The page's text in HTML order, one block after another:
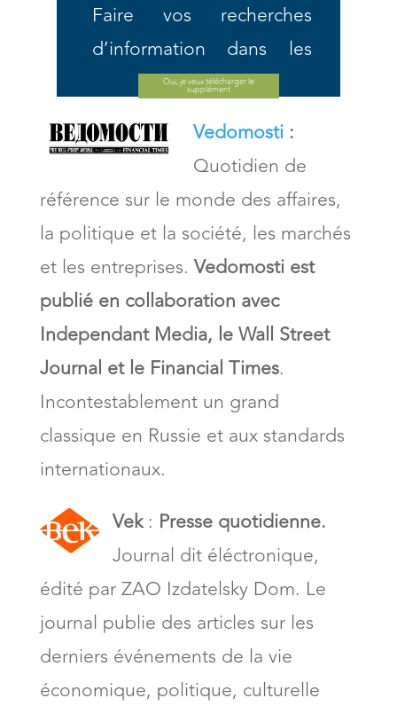
Faire vos recherches
d’information dans les
journaux ou les revues en
ligne
Passer une annonce dans
un journal ou une revue
(immobilier,
babysitting...).
Acheter un journal ou
une revue
Oui, je veux télécharger le
supplément
Vedomosti:
Quotidien de
référence sur le monde des affaires,
la politique et la société, les marchés
et les entreprises. Vedomosti est
publié en collaboration avec
Independant Media, le Wall Street
Journal et le Financial Times.
Incontestablement un grand
classique en Russie et aux standards
internationaux.
Vek: Presse quotidienne.
Journal dit éléctronique,
édité par ZAO Izdatelsky Dom. Le
journal publie des articles sur les
derniers événements de la vie
économique, politique, culturelle